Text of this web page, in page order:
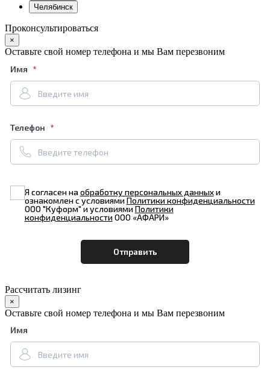
Челябинск
Проконсультироваться
×
Оставьте свой номер телефона и мы Вам перезвоним
Имя
Телефон
Я согласен наобработку персональных данныхи
ознакомлен с условиямиПолитики конфиденциальности
ООО "Куформ" и условиямиПолитики
конфиденциальностиООО «АФАРИ»
Рассчитать лизинг
×
Оставьте свой номер телефона и мы Вам перезвоним
Имя